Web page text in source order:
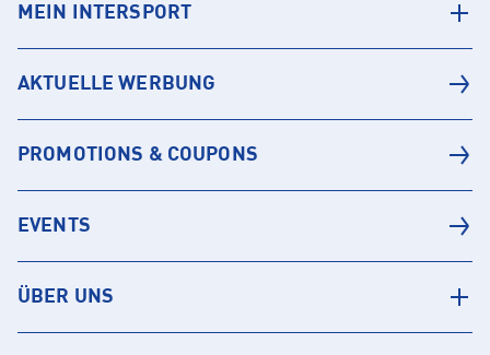
MEIN INTERSPORT
AKTUELLE WERBUNG
PROMOTIONS & COUPONS
EVENTS
ÜBER UNS